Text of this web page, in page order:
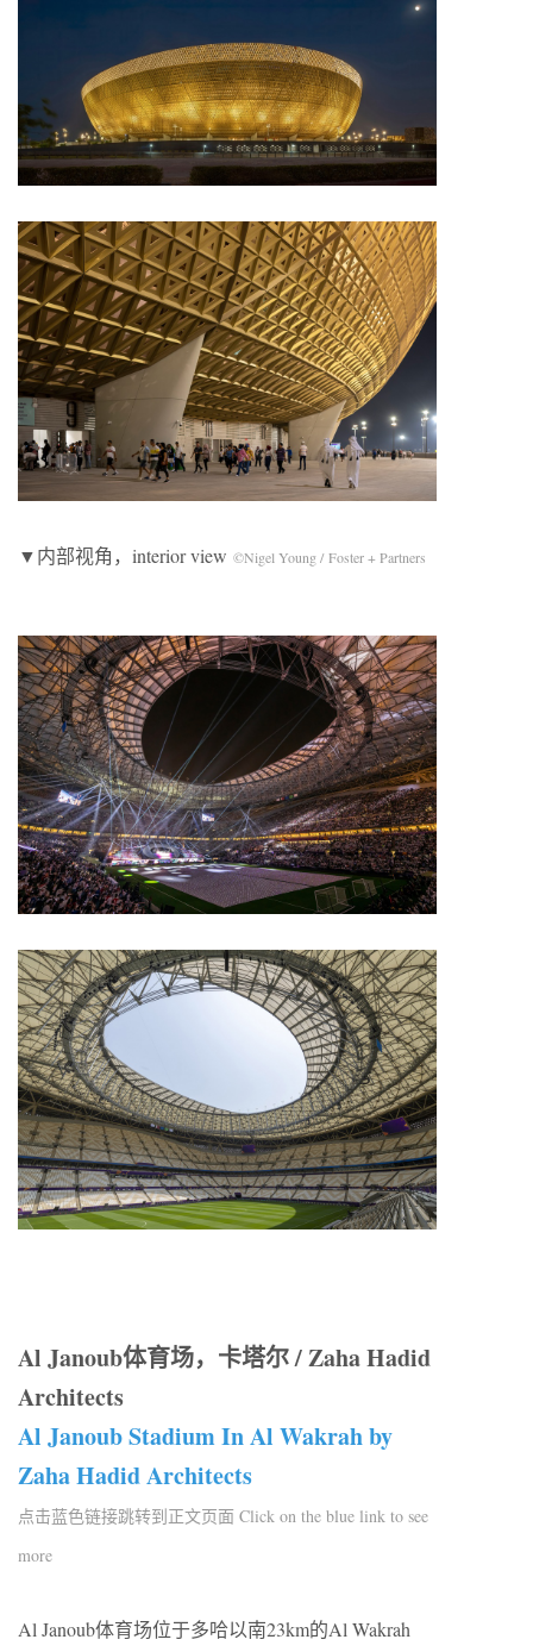
▼内部视角，interior view ©Nigel Young / Foster + Partners
Al Janoub体育场，卡塔尔 / Zaha Hadid
Architects
Al Janoub Stadium In Al Wakrah by
Zaha Hadid Architects
点击蓝色链接跳转到正文页面 Click on the blue link to see
more
Al Janoub体育场位于多哈以南23km的Al Wakrah